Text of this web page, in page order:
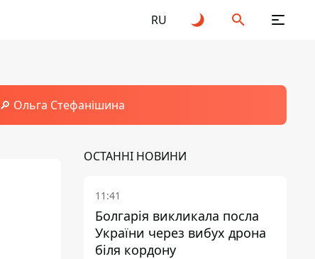
RU
🔎 Ольга Стефанішина
ОСТАННІ НОВИНИ
11:41
Болгарія викликала посла
України через вибух дрона
біля кордону